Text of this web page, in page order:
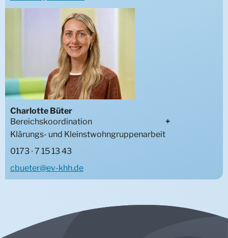
Kleinstwohngruppe Dinslaken
Kleinstgruppe Wanne
Wohngruppe Bergstraße
Wohngruppe Heisterkamp
Charlotte Büter
Bereichskoordination
Klärungs- und Kleinstwohngruppenarbeit
Wohngruppe Bergstraße
Wohngruppe Heisterkamp
0173 ∙ 7 15 13 43
cbueter@ev-khh.de